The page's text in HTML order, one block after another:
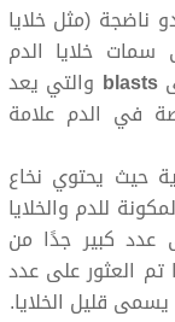
ناضجة (مثل خلايا
سمات خلايا الدم
blasts والتي يعد
في الدم علامة
حيث يحتوي نخاع
للدم والخلايا
عدد كبير جدًا من
تم العثور على عدد
يسمى قليل الخلايا.